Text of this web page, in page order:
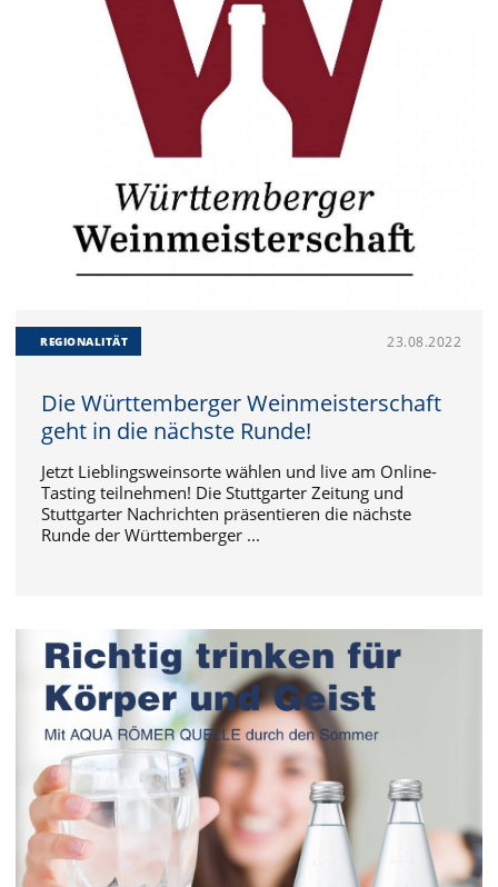
REGIONALITÄT 23.08.2022
Die Württemberger Weinmeisterschaft
geht in die nächste Runde!
Jetzt Lieblingsweinsorte wählen und live am Online-
Tasting teilnehmen! Die Stuttgarter Zeitung und
Stuttgarter Nachrichten präsentieren die nächste
Runde der Württemberger ...